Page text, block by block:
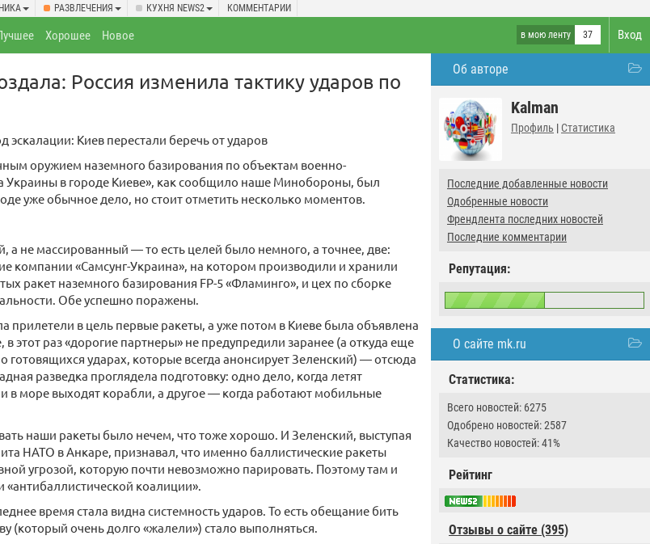
РАЗВЛЕЧЕНИЯ КУХНЯ NEWS2 КОММЕНТАРИИ
Вход
в мою ленту 37
Хорошее Новое
Об авторе
Kalman
Профиль | Статистика
Последние добавленные новости
Одобренные новости
Френдлента последних новостей
Последние комментарии
Репутация:
О сайте mk.ru
Статистика:
Всего новостей: 6275
Одобрено новостей: 2587
Качество новостей: 41%
Рейтинг
Отзывы о сайте (395)
Россия изменила тактику ударов по
Киев перестали беречь от ударов
оружием наземного базирования по объектам военно-
в городе Киеве», как сообщило наше Минобороны, был
уже обычное дело, но стоит отметить несколько моментов.
а не массированный — то есть целей было немного, а точнее, две:
компании «Самсунг-Украина», на котором производили и хранили
ракет наземного базирования FP-5 «Фламинго», и цех по сборке
Обе успешно поражены.
прилетели в цель первые ракеты, а уже потом в Киеве была объявлена
этот раз «дорогие партнеры» не предупредили заранее (а откуда еще
готовящихся ударах, которые всегда анонсирует Зеленский) — отсюда
разведка проглядела подготовку: одно дело, когда летят
и в море выходят корабли, а другое — когда работают мобильные
наши ракеты было нечем, что тоже хорошо. И Зеленский, выступая
НАТО в Анкаре, признавал, что именно баллистические ракеты
угрозой, которую почти невозможно парировать. Поэтому там и
коалиции».
время стала видна системность ударов. То есть обещание бить
(который очень долго «жалели») стало выполняться.